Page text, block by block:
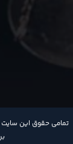
​تمامی حقوق این